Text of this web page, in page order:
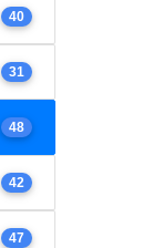
40
31
48
42
47